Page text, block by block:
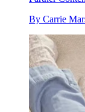
By Carrie